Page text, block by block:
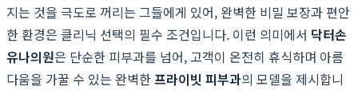
지는 것을 극도로 꺼리는 그들에게 있어, 완벽한 비밀 보장과 편안
한 환경은 클리닉 선택의 필수 조건입니다. 이런 의미에서 닥터손
유나의원은 단순한 피부과를 넘어, 고객이 온전히 휴식하며 아름
다움을 가꿀 수 있는 완벽한프라이빗 피부과의 모델을 제시합니